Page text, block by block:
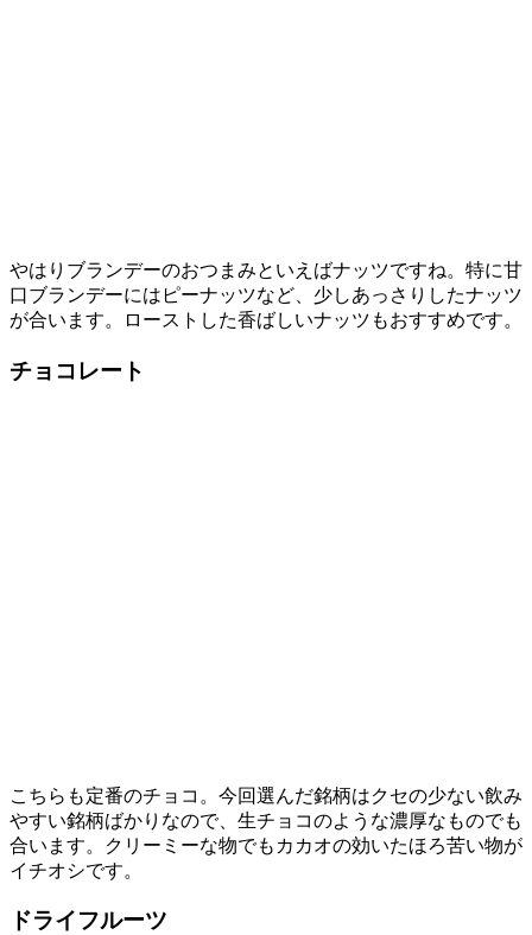
やはりブランデーのおつまみといえばナッツですね。特に甘
口ブランデーにはピーナッツなど、少しあっさりしたナッツ
が合います。ローストした香ばしいナッツもおすすめです。
チョコレート
こちらも定番のチョコ。今回選んだ銘柄はクセの少ない飲み
やすい銘柄ばかりなので、生チョコのような濃厚なものでも
合います。クリーミーな物でもカカオの効いたほろ苦い物が
イチオシです。
ドライフルーツ